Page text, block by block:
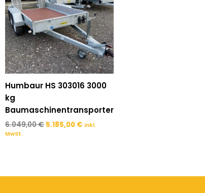
Humbaur HS 303016 3000
kg
Baumaschinentransporter
6.049,00€ 5.185,00 € inkl.
MwSt.